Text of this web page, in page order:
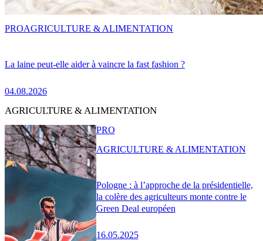
La laine peut-elle aider à vaincre la fast fashion ?
04.08.2026
PROAGRICULTURE & ALIMENTATION
AGRICULTURE & ALIMENTATION
Pologne : à l’approche de la présidentielle,
la colère des agriculteurs monte contre le
Green Deal européen
16.05.2025
PRO
AGRICULTURE & ALIMENTATION